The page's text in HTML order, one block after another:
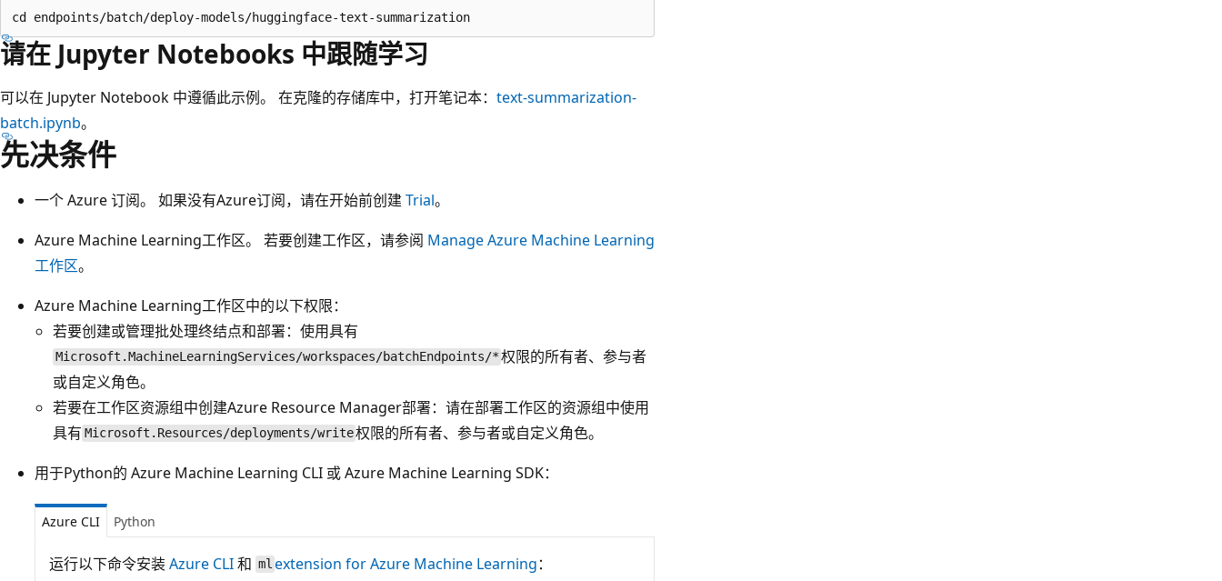
请在 Jupyter Notebooks 中跟随学习
可以在 Jupyter Notebook 中遵循此示例。 在克隆的存储库中，打开笔记本： text-summarization-
batch.ipynb。
先决条件
一个 Azure 订阅。 如果没有Azure订阅，请在开始前创建Trial。
Azure Machine Learning工作区。 若要创建工作区，请参阅 Manage Azure Machine Learning
工作区。
Azure Machine Learning工作区中的以下权限：
若要创建或管理批处理终结点和部署：使用具有
Microsoft.MachineLearningServices/workspaces/batchEndpoints/* 权限的所有者、参与者
或自定义角色。
若要在工作区资源组中创建Azure Resource Manager部署：请在部署工作区的资源组中使用
具有 Microsoft.Resources/deployments/write权限的所有者、参与者或自定义角色。
用于Python的 Azure Machine Learning CLI 或 Azure Machine Learning SDK：
Azure CLI Python
运行以下命令安装Azure CLI和 ml extension for Azure Machine Learning：